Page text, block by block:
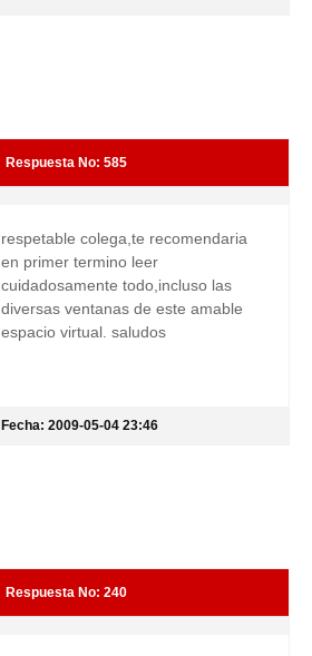
Respuesta No: 585
respetable colega,te recomendaria
en primer termino leer
cuidadosamente todo,incluso las
diversas ventanas de este amable
espacio virtual. saludos
Fecha: 2009-05-04 23:46
Respuesta No: 240